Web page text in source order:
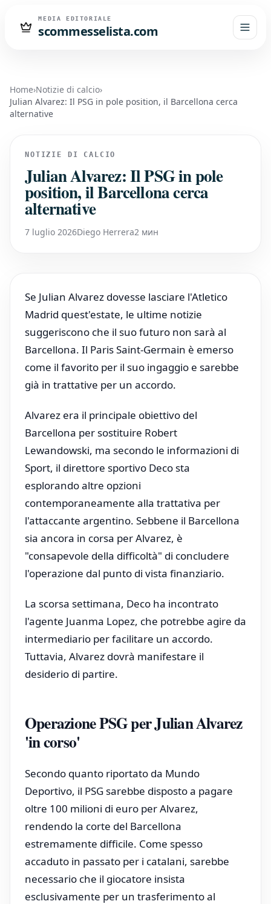
MEDIA EDITORIALE
scommesselista.com
Home›Notizie di calcio›
Julian Alvarez: Il PSG in pole position, il Barcellona cerca
alternative
NOTIZIE DI CALCIO
Julian Alvarez: Il PSG in pole
position, il Barcellona cerca
alternative
7 luglio 2026Diego Herrera2 мин
Se Julian Alvarez dovesse lasciare l'Atletico
Madrid quest'estate, le ultime notizie
suggeriscono che il suo futuro non sarà al
Barcellona. Il Paris Saint-Germain è emerso
come il favorito per il suo ingaggio e sarebbe
già in trattative per un accordo.
Alvarez era il principale obiettivo del
Barcellona per sostituire Robert
Lewandowski, ma secondo le informazioni di
Sport, il direttore sportivo Deco sta
esplorando altre opzioni
contemporaneamente alla trattativa per
l'attaccante argentino. Sebbene il Barcellona
sia ancora in corsa per Alvarez, è
"consapevole della difficoltà" di concludere
l'operazione dal punto di vista finanziario.
La scorsa settimana, Deco ha incontrato
l'agente Juanma Lopez, che potrebbe agire da
intermediario per facilitare un accordo.
Tuttavia, Alvarez dovrà manifestare il
desiderio di partire.
Operazione PSG per Julian Alvarez
'in corso'
Secondo quanto riportato da Mundo
Deportivo, il PSG sarebbe disposto a pagare
oltre 100 milioni di euro per Alvarez,
rendendo la corte del Barcellona
estremamente difficile. Come spesso
accaduto in passato per i catalani, sarebbe
necessario che il giocatore insista
esclusivamente per un trasferimento al